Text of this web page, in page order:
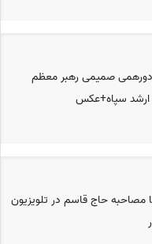
صمیمی رهبر معظم
ارشد سپاه+عکس
مصاحبه حاج قاسم در تلویزیون